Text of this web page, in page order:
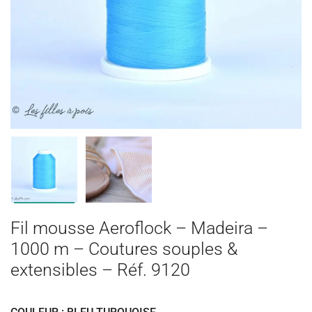
Fil mousse Aeroflock – Madeira –
1000 m – Coutures souples &
extensibles – Réf. 9120